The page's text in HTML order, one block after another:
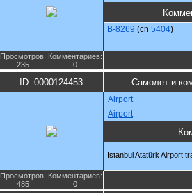
B-8269 (cn 5404)
Просмотров:
235
Комментариев:
0
ID: 0000124453 Самолет и
Airport
Airport
Istanbul Atatürk Airport
Просмотров:
485
Комментариев:
0